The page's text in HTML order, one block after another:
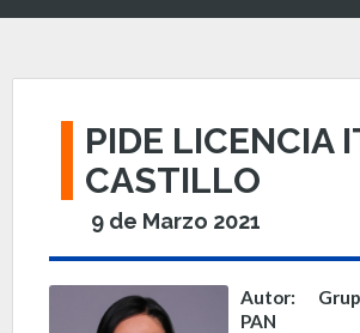
PIDE LICENCIA
CASTILLO
9 de Marzo 2021
Autor:
PAN